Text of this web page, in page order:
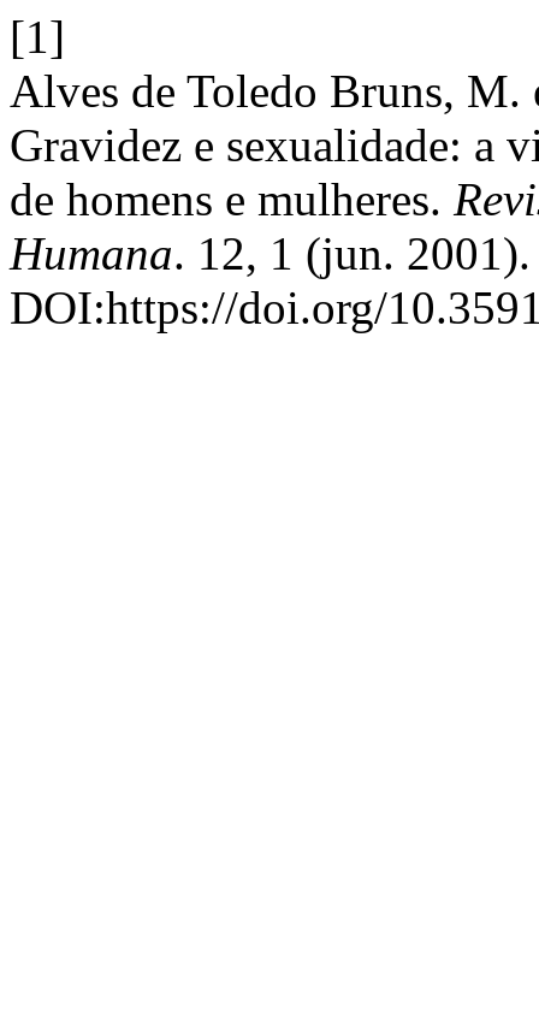
[1]
Alves de Toledo Bruns, M.
Gravidez e sexualidade: a
de homens e mulheres.
Humana. 12, 1 (jun. 2001).
DOI:https://doi.org/